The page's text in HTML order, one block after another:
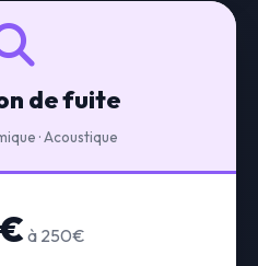
de fuite
· Acoustique
à 250€